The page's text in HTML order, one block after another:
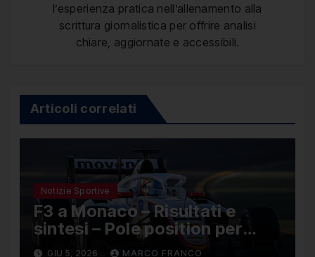
l’esperienza pratica nell’allenamento alla
scrittura giornalistica per offrire analisi
chiare, aggiornate e accessibili.
Articoli correlati
Notizie Sportive
F3 a Monaco – Risultati e
sintesi – Pole position per
Nael, Bruno del Pino ottavo
GIU 5, 2026 MARCO FRANCO